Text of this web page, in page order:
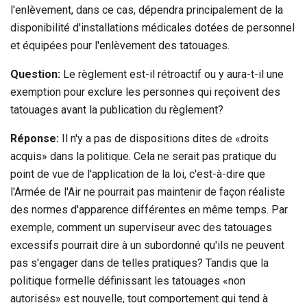
l'enlèvement, dans ce cas, dépendra principalement de la
disponibilité d'installations médicales dotées de personnel
et équipées pour l'enlèvement des tatouages.
Question: Le règlement est-il rétroactif ou y aura-t-il une
exemption pour exclure les personnes qui reçoivent des
tatouages ​​avant la publication du règlement?
Réponse: Il n'y a pas de dispositions dites de «droits
acquis» dans la politique. Cela ne serait pas pratique du
point de vue de l'application de la loi, c'est-à-dire que
l'Armée de l'Air ne pourrait pas maintenir de façon réaliste
des normes d'apparence différentes en même temps. Par
exemple, comment un superviseur avec des tatouages ​​
excessifs pourrait dire à un subordonné qu'ils ne peuvent
pas s'engager dans de telles pratiques? Tandis que la
politique formelle définissant les tatouages ​​«non
autorisés» est nouvelle, tout comportement qui tend à